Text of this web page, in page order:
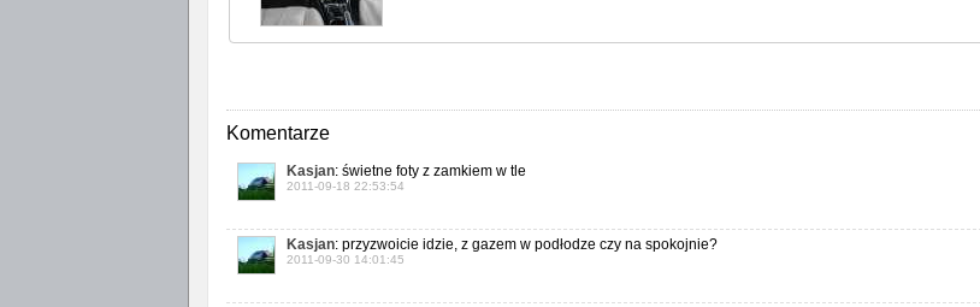
Komentarze
Kasjan: świetne foty z zamkiem w tle
2011-09-18 22:53:54
Kasjan: przyzwoicie idzie, z gazem w podłodze czy na spokojnie?
2011-09-30 14:01:45